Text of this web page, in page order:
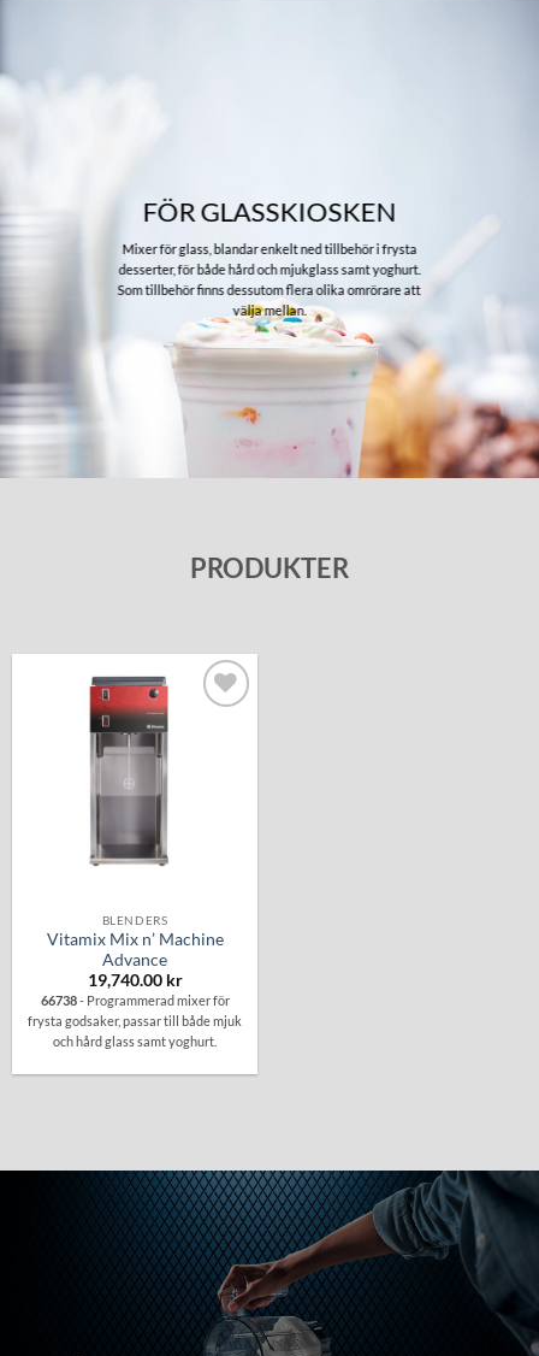
FÖR GLASSKIOSKEN
Mixer för glass, blandar enkelt ned tillbehör i frysta
desserter, för både hård och mjukglass samt yoghurt.
Som tillbehör finns dessutom flera olika omrörare att
välja mellan.
PRODUKTER
önskelistan
BLENDERS
Vitamix Mix n’ Machine
Advance
19,740.00 kr
66738- Programmerad mixer för
frysta godsaker, passar till både mjuk
och hård glass samt yoghurt.